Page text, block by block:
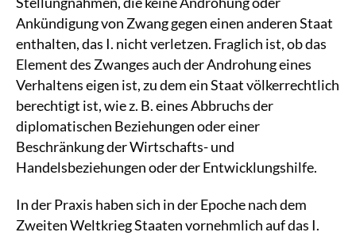
Ankündigung von Zwang gegen einen anderen Staat
enthalten, das I. nicht verletzen. Fraglich ist, ob das
Element des Zwanges auch der Androhung eines
Verhaltens eigen ist, zu dem ein Staat völkerrechtlich
berechtigt ist, wie z. B. eines Abbruchs der
diplomatischen Beziehungen oder einer
Beschränkung der Wirtschafts- und
Handelsbeziehungen oder der Entwicklungshilfe.
In der Praxis haben sich in der Epoche nach dem
Zweiten Weltkrieg Staaten vornehmlich auf das I.